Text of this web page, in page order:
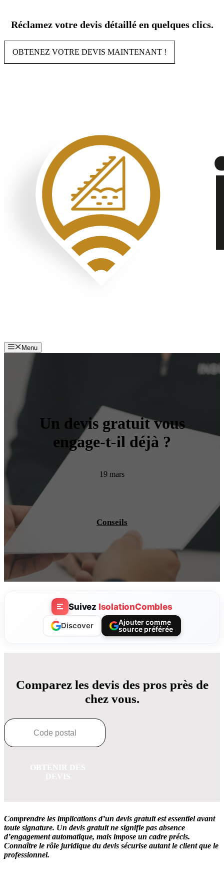
contenu
Réclamez votre devis détaillé en quelques clics.
OBTENEZ VOTRE DEVIS MAINTENANT !
Menu
Un devis gratuit vous
engage-t-il déjà ?
19 mars
Conseils
Suivez IsolationCombles
Discover
Ajouter comme
source préférée
Comparez les devis des pros près de
chez vous.
Comprendre les implications d’un devis gratuit est essentiel avant
toute signature. Un devis gratuit ne signifie pas absence
d’engagement automatique, mais impose un cadre précis.
Connaître le rôle juridique du devis sécurise autant le client que le
professionnel.